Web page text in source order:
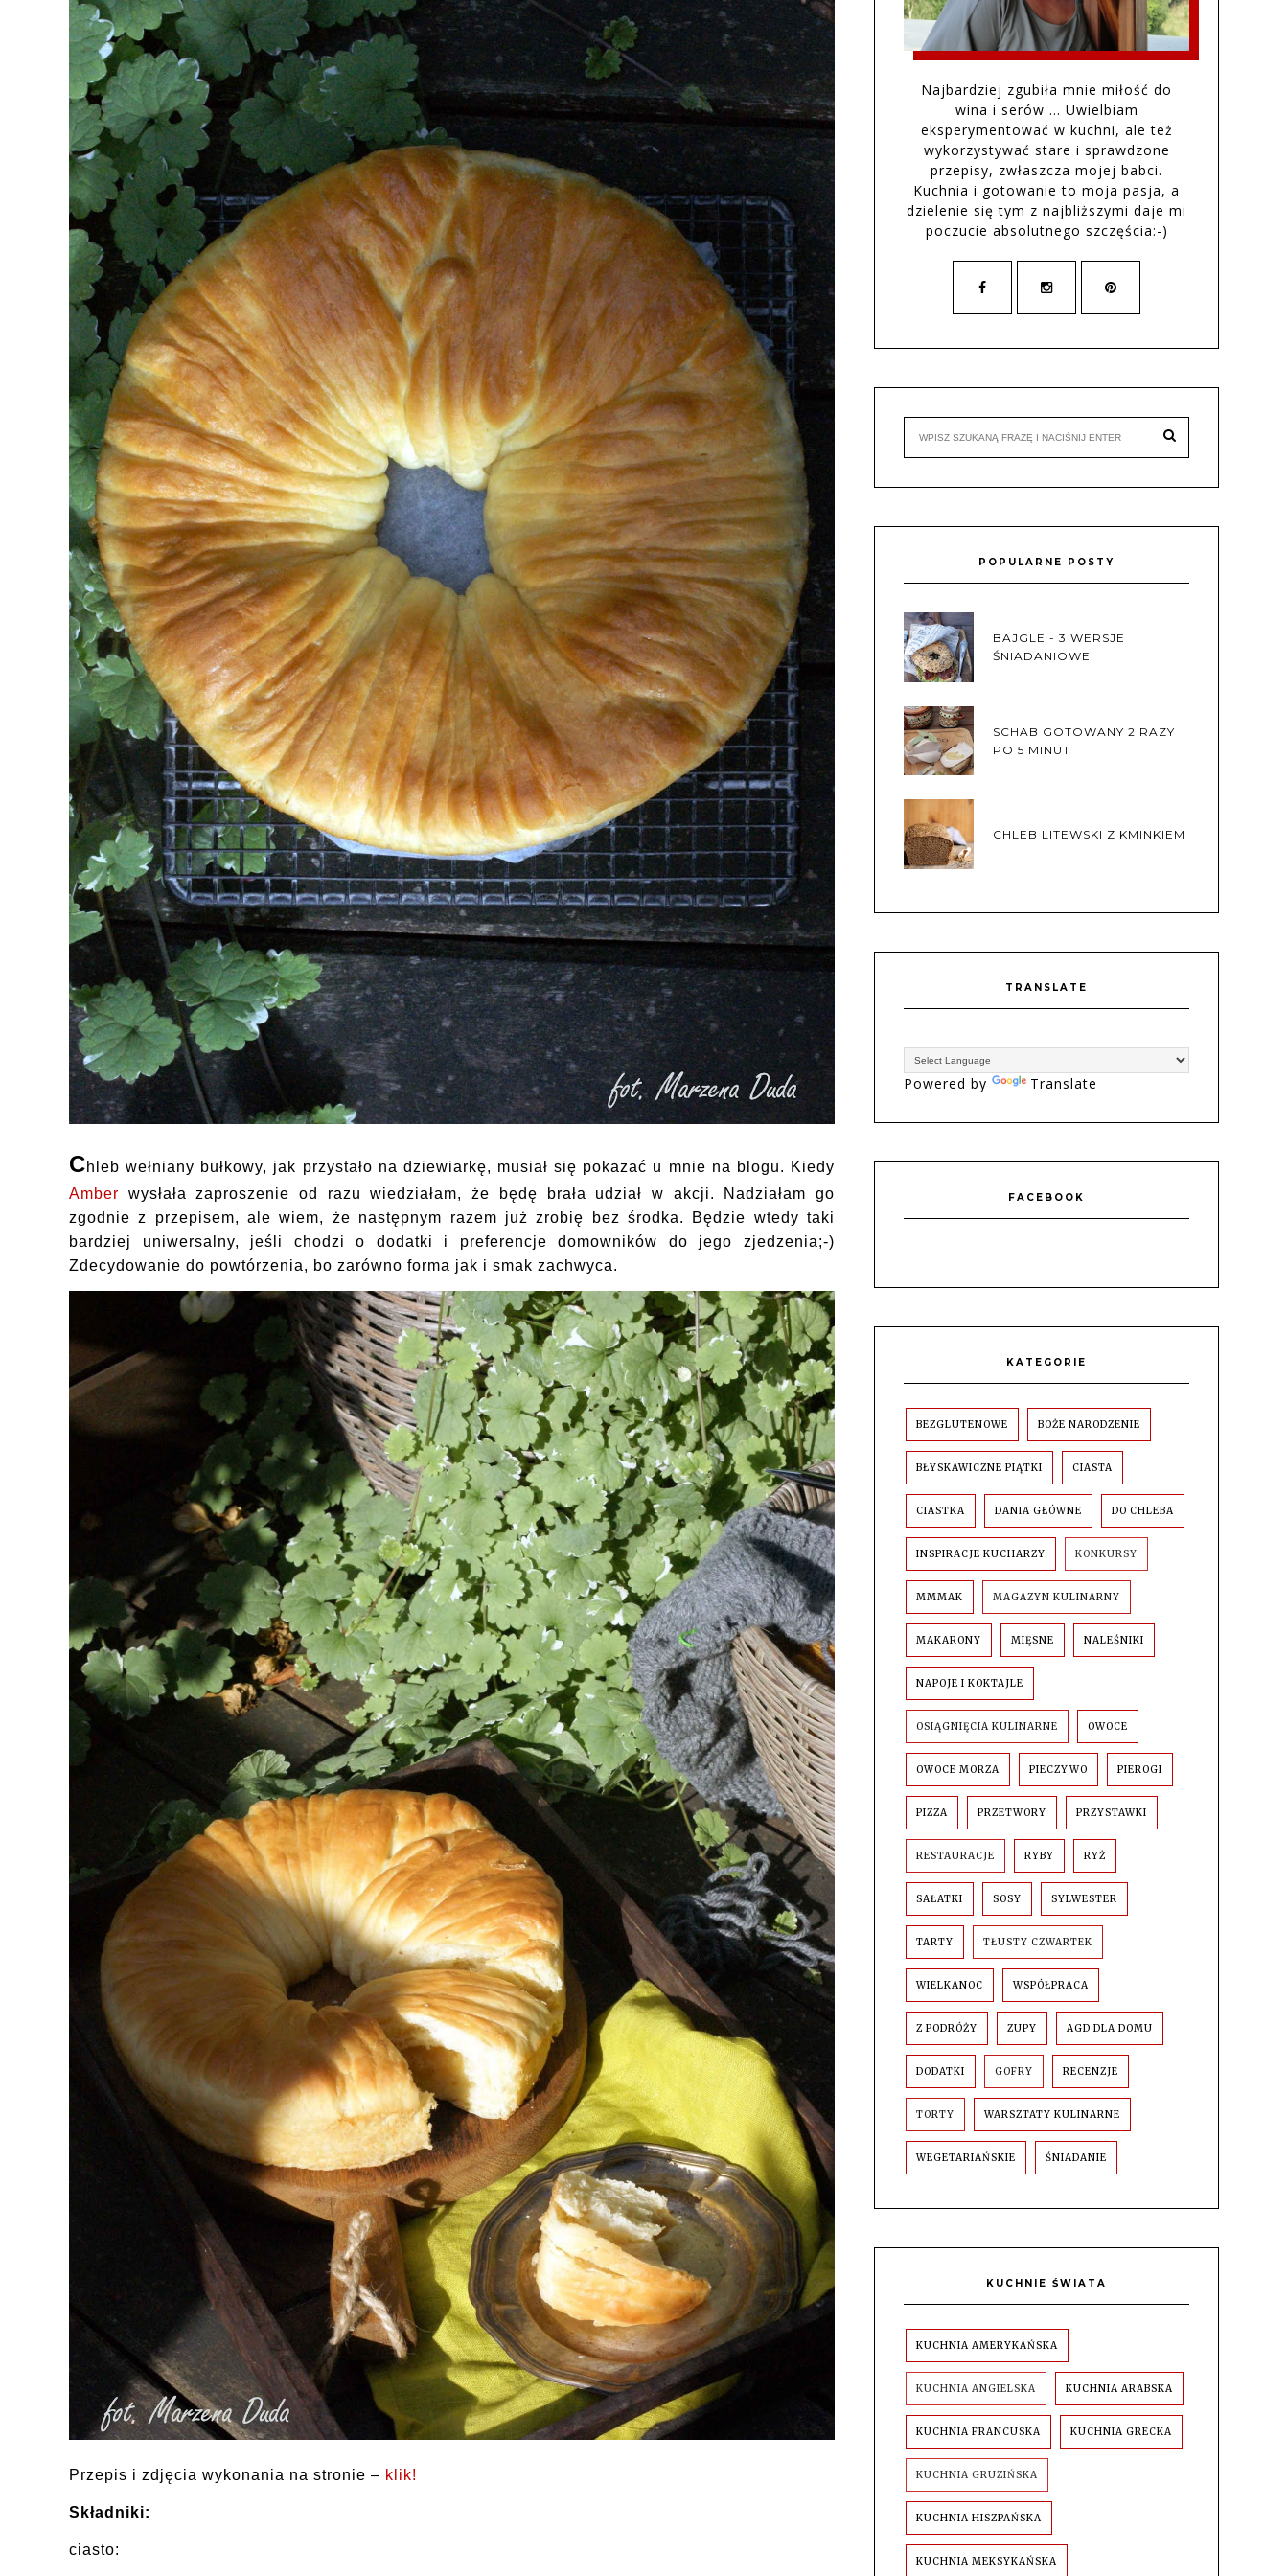
Chleb wełniany bułkowy, jak przystało na dziewiarkę, musiał się pokazać u mnie na blogu. Kiedy
Amber wysłała zaproszenie od razu wiedziałam, że będę brała udział w akcji. Nadziałam go
zgodnie z przepisem, ale wiem, że następnym razem już zrobię bez środka. Będzie wtedy taki
bardziej uniwersalny, jeśli chodzi o dodatki i preferencje domowników do jego zjedzenia;-)
Zdecydowanie do powtórzenia, bo zarówno forma jak i smak zachwyca.
Przepis i zdjęcia wykonania na stronie – klik!
Składniki:
ciasto:
Najbardziej zgubiła mnie miłość do
wina i serów … Uwielbiam
eksperymentować w kuchni, ale też
wykorzystywać stare i sprawdzone
przepisy, zwłaszcza mojej babci.
Kuchnia i gotowanie to moja pasja, a
dzielenie się tym z najbliższymi daje mi
poczucie absolutnego szczęścia:-)
POPULARNE POSTY
BAJGLE - 3 WERSJE
ŚNIADANIOWE
SCHAB GOTOWANY 2 RAZY
PO 5 MINUT
CHLEB LITEWSKI Z KMINKIEM
TRANSLATE
Powered by Translate
FACEBOOK
KATEGORIE
BEZGLUTENOWE BOŻE NARODZENIE
BŁYSKAWICZNE PIĄTKI CIASTA
CIASTKA DANIA GŁÓWNE DO CHLEBA
INSPIRACJE KUCHARZY KONKURSY
MMMAK MAGAZYN KULINARNY
MAKARONY MIĘSNE NALEŚNIKI
NAPOJE I KOKTAJLE
OSIĄGNIĘCIA KULINARNE OWOCE
OWOCE MORZA PIECZYWO PIEROGI
PIZZA PRZETWORY PRZYSTAWKI
RESTAURACJE RYBY RYŻ
SAŁATKI SOSY SYLWESTER
TARTY TŁUSTY CZWARTEK
WIELKANOC WSPÓŁPRACA
Z PODRÓŻY ZUPY AGD DLA DOMU
DODATKI GOFRY RECENZJE
TORTY WARSZTATY KULINARNE
WEGETARIAŃSKIE ŚNIADANIE
KUCHNIE ŚWIATA
KUCHNIA AMERYKAŃSKA
KUCHNIA ANGIELSKA KUCHNIA ARABSKA
KUCHNIA FRANCUSKA KUCHNIA GRECKA
KUCHNIA GRUZIŃSKA
KUCHNIA HISZPAŃSKA
KUCHNIA MEKSYKAŃSKA